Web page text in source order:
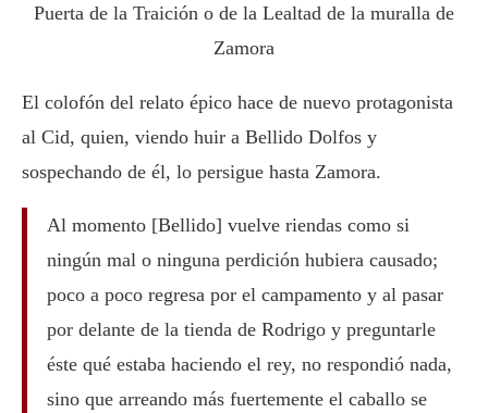
Puerta de la Traición o de la Lealtad de la muralla de
Zamora
El colofón del relato épico hace de nuevo protagonista
al Cid, quien, viendo huir a Bellido Dolfos y
sospechando de él, lo persigue hasta Zamora.
Al momento [Bellido] vuelve riendas como si
ningún mal o ninguna perdición hubiera causado;
poco a poco regresa por el campamento y al pasar
por delante de la tienda de Rodrigo y preguntarle
éste qué estaba haciendo el rey, no respondió nada,
sino que arreando más fuertemente el caballo se